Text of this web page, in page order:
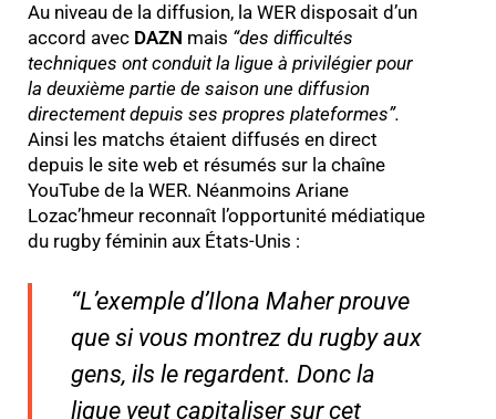
Au niveau de la diffusion, la WER disposait d’un
accord avec DAZN mais “des difficultés
techniques ont conduit la ligue à privilégier pour
la deuxième partie de saison une diffusion
directement depuis ses propres plateformes”.
Ainsi les matchs étaient diffusés en direct
depuis le site web et résumés sur la chaîne
YouTube de la WER. Néanmoins Ariane
Lozac’hmeur reconnaît l’opportunité médiatique
du rugby féminin aux États-Unis :
“L’exemple d’Ilona Maher prouve
que si vous montrez du rugby aux
gens, ils le regardent. Donc la
ligue veut capitaliser sur cet